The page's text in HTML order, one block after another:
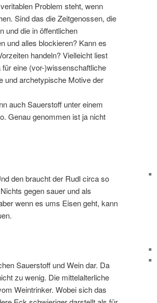
Problem steht, wenn
Sind das die Zeitgenossen, die
und die in öffentlichen
und alles blockieren? Kann es
handeln? Vielleicht liest
eine (vor-)wissenschaftliche
und archetypische Motive der
auch Sauerstoff unter einem
Genau genommen ist ja nicht
den braucht der Rudl circa so
gegen sauer und als
wenn es ums Eisen geht, kann
Sauerstoff und Wein dar. Da
zu wenig. Die mittelalterliche
Weintrinker. Wobei sich das